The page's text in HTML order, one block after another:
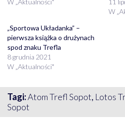
W „Aktualności"
11
W
„Sportowa Układanka” –
pierwsza książka o drużynach
spod znaku Trefla
8 grudnia 2021
W „Aktualności"
Tagi:Atom Trefl Sopot, Lotos
Sopot